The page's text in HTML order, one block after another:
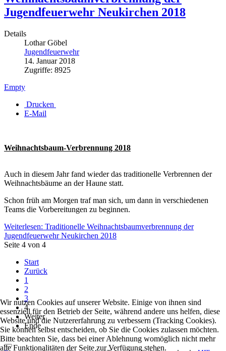
Jugendfeuerwehr Neukirchen 2018
Details
Lothar Göbel
Jugendfeuerwehr
14. Januar 2018
Zugriffe: 8925
Empty
Drucken
E-Mail
Weihnachtsbaum-Verbrennung 2018
Auch in diesem Jahr fand wieder das traditionelle Verbrennen der
Weihnachtsbäume an der Haune statt.
Schon früh am Morgen traf man sich, um dann in verschiedenen
Teams die Vorbereitungen zu beginnen.
Weiterlesen: Traditionelle Weihnachtsbaumverbrennung der
Jugendfeuerwehr Neukirchen 2018
Seite 4 von 4
Start
Zurück
1
2
3
4
Weiter
Ende
Wir nutzen Cookies auf unserer Website. Einige von ihnen sind
essenziell für den Betrieb der Seite, während andere uns helfen, diese
Website und die Nutzererfahrung zu verbessern (Tracking Cookies).
Sie können selbst entscheiden, ob Sie die Cookies zulassen möchten.
Bitte beachten Sie, dass bei einer Ablehnung womöglich nicht mehr
alle Funktionalitäten der Seite zur Verfügung stehen.